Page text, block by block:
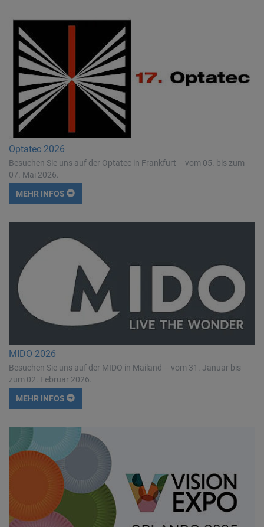
Optatec 2026
Besuchen Sie uns auf der Optatec in Frankfurt – vom 05. bis zum
07. Mai 2026.
MEHR INFOS
MIDO 2026
Besuchen Sie uns auf der MIDO in Mailand – vom 31. Januar bis
zum 02. Februar 2026.
MEHR INFOS